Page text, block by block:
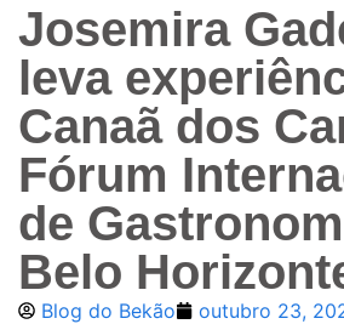
Josemira
leva
Canaã dos
Fórum
de
Belo
Blog do Bekão outubro 23,